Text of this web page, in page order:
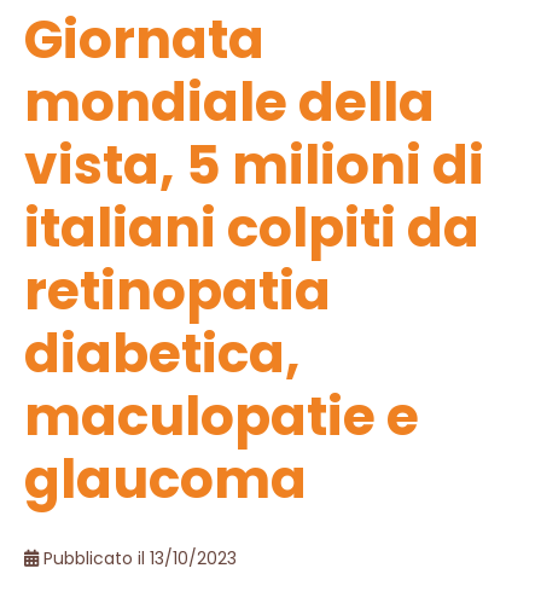
Giornata
mondiale della
vista, 5 milioni di
italiani colpiti da
retinopatia
diabetica,
maculopatie e
glaucoma
Pubblicato il 13/10/2023